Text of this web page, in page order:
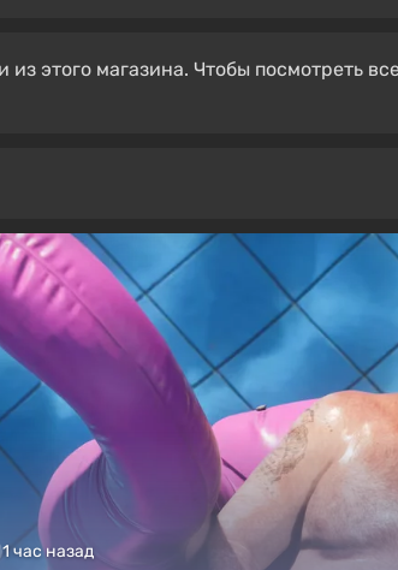
этого магазина. Чтобы посмотреть
1 час назад